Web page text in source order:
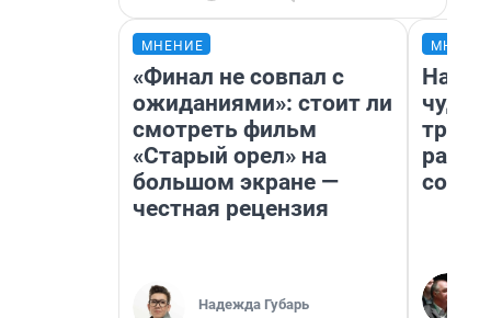
МНЕНИЕ
«Финал не совпал с
ожиданиями»: стоит ли
смотреть фильм
«Старый орел» на
большом экране —
честная рецензия
Надежда Губарь